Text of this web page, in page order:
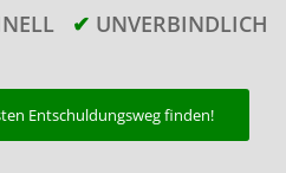
✔ UNVERBINDLICH
Entschuldungsweg finden!